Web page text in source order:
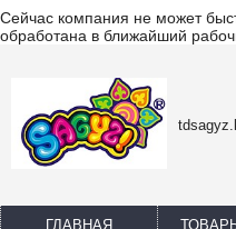
Сейчас компания не может
обработана в ближайший
ГЛАВНАЯ